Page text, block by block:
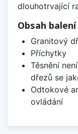
dlouhotrvající
Obsah balení
Granitový
Příchytky
Těsnění
dřezů se
Odtokové
ovládání